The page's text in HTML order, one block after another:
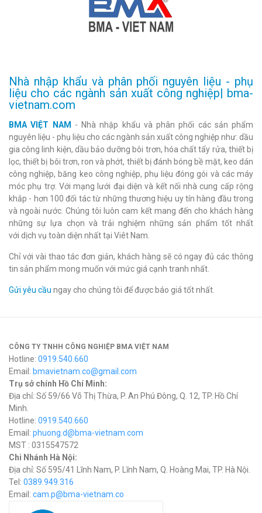
Nhà nhập khẩu và phân phối nguyên liệu - phụ
liệu cho các ngành sản xuất công nghiệp| bma-
vietnam.com
BMA VIỆT NAM
- Nhà nhập khẩu và phân phối các sản phẩm
nguyên liệu - phụ liệu cho các ngành sản xuất công nghiệp như: dầu
gia công linh kiện, dầu bảo dưỡng bôi trơn, hóa chất tẩy rửa, thiết bị
lọc, thiết bị bôi trơn, ron và phớt, thiết bị đánh bóng bề mặt, keo dán
công nghiệp, băng keo công nghiệp, phụ liệu đóng gói và các máy
móc phụ trợ. Với mạng lưới đại diện và kết nối nhà cung cấp rộng
khắp - hơn 100 đối tác từ những thương hiệu uy tín hàng đầu trong
và ngoài nước. Chúng tôi luôn cam kết mang đến cho khách hàng
những sự lựa chọn và trải nghiệm những sản phẩm tốt nhất
với dịch vụ toàn diện nhất tại Viêt Nam.
Chỉ với vài thao tác đơn giản, khách hàng sẽ có ngay đủ các thông
tin sản phẩm mong muốn với mức giá cạnh tranh nhất.
Gửi yêu cầu ngay cho chúng tôi để được báo giá tốt nhất.
CÔNG TY TNHH CÔNG NGHIỆP BMA VIỆT NAM
Hotline: 0919.540.660
Email: bmavietnam.co@gmail.com
Trụ sở chính Hồ Chí Minh:
Địa chỉ: Số 59/66 Võ Thị Thừa, P. An Phú Đông, Q. 12, TP. Hồ Chí
Minh.
Hotline: 0919.540.660
Email: phuong.d@bma-vietnam.com
MST : 0315547572
Chi Nhánh Hà Nội:
Địa chỉ: Số 595/41 Lĩnh Nam, P. Lĩnh Nam, Q. Hoàng Mai, TP. Hà Nội.
Tel: 0389.949.316
Email: cam.p@bma-vietnam.co